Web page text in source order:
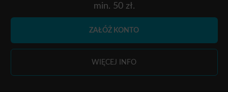
min. 50 zł.
ZAŁÓŻ KONTO
WIĘCEJ INFO